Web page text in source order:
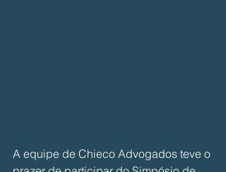
A equipe de Chieco Advogados teve o